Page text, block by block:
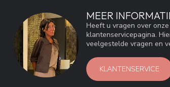
MEER
Heeft u vragen over
klantenservicepagina.
veelgestelde vragen en
KLANTENSERVICE